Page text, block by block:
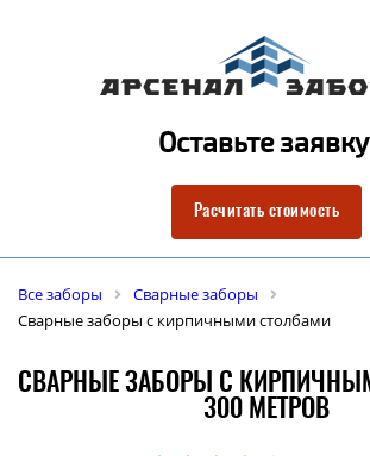
Оставьте
Расчитать стоимость
Все заборы
Сварные заборы
Сварные заборы с кирпичными столбами
СВАРНЫЕ ЗАБОРЫ С
300 МЕТРОВ